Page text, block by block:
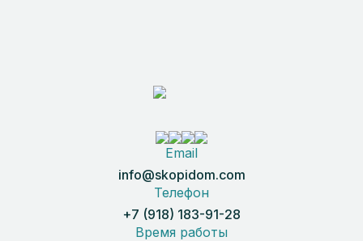
Email
info@skopidom.com
Телефон
+7 (918) 183-91-28
Время работы